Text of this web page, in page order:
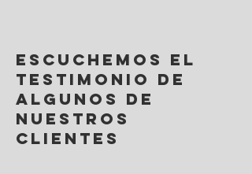
ESCUCHEMOS EL
TESTIMONIO DE
ALGUNOS DE
NUESTROS
CLIENTES